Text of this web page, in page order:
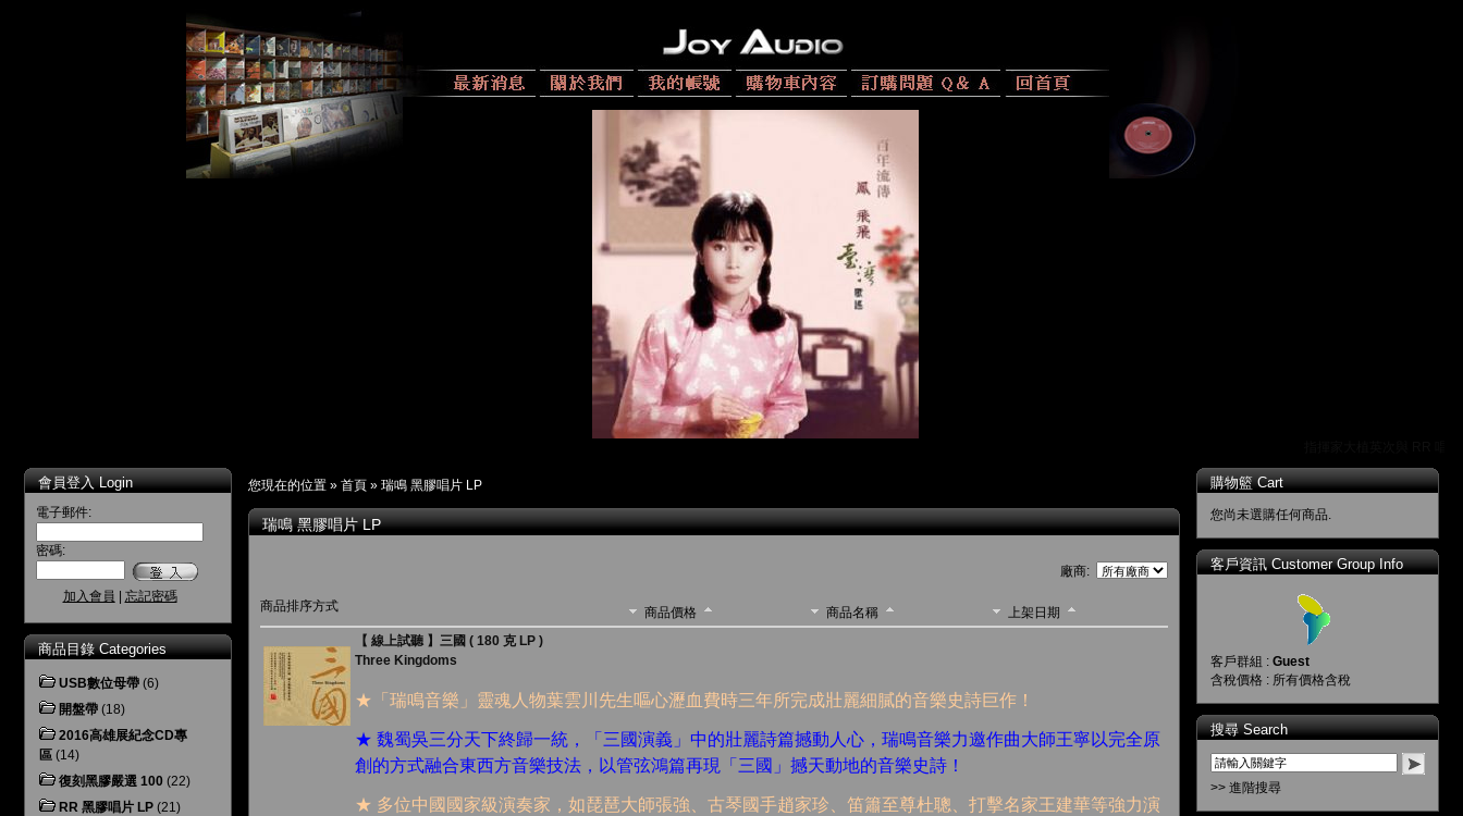
會員登入 Login
電子郵件:
密碼:
加入會員 忘記密碼
商品目錄 Categories
USB數位母帶 (6)
開盤帶 (18)
2016高雄展紀念CD專
區 (14)
復刻黑膠嚴選 100 (22)
RR 黑膠唱片 LP (21)
您現在的位置 » 首頁 » 瑞鳴 黑膠唱片 LP
瑞鳴 黑膠唱片 LP
廠商:
商品排序方式 商品價格 商品名稱
上架日期
【 線上試聽 】三國 ( 180 克 LP )
Three Kingdoms
★「瑞鳴音樂」靈魂人物葉雲川先生嘔心瀝血費時三年所完成壯麗細膩的音樂史詩巨作！
★ 魏蜀吳三分天下終歸一統，「三國演義」中的壯麗詩篇撼動人心，瑞鳴音樂力邀作曲大師王寧以完全原
創的方式融合東西方音樂技法，以管弦鴻篇再現「三國」撼天動地的音樂史詩！
★ 多位中國國家級演奏家，如琵琶大師張強、古琴國手趙家珍、笛簫至尊杜聰、打擊名家王建華等強力演
購物籃 Cart
您尚未選購任何商品.
客戶資訊 Customer Group Info
客戶群組 : Guest
含稅價格 : 所有價格含稅
搜尋 Search
>> 進階搜尋